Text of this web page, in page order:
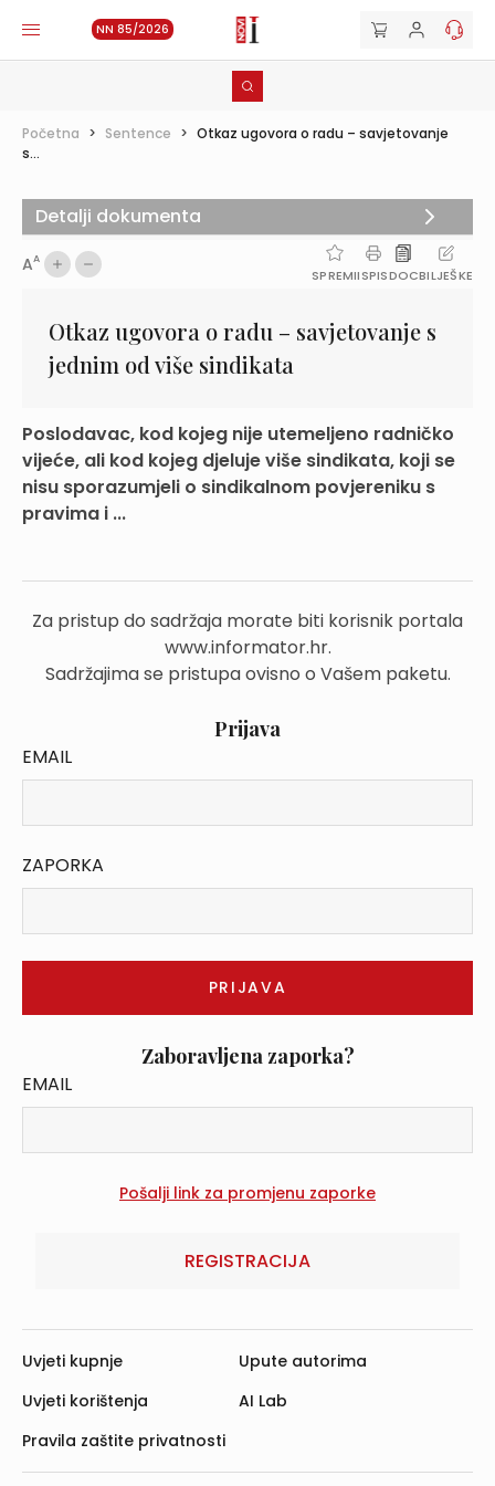
NN 85/2026
Početna > Sentence > Otkaz ugovora o radu – savjetovanje
s...
AA
SPREMIISPISDOCBILJEŠKE
Otkaz ugovora o radu – savjetovanje s
jednim od više sindikata
Poslodavac, kod kojeg nije utemeljeno radničko
vijeće, ali kod kojeg djeluje više sindikata, koji se
nisu sporazumjeli o sindikalnom povjereniku s
pravima i ...
Za pristup do sadržaja morate biti korisnik portala
www.informator.hr.
Sadržajima se pristupa ovisno o Vašem paketu.
Prijava
EMAIL
ZAPORKA
Zaboravljena zaporka?
EMAIL
REGISTRACIJA
Detalji dokumenta
Uvjeti kupnje
Uvjeti korištenja
Pravila zaštite privatnosti
Upute autorima
AI Lab